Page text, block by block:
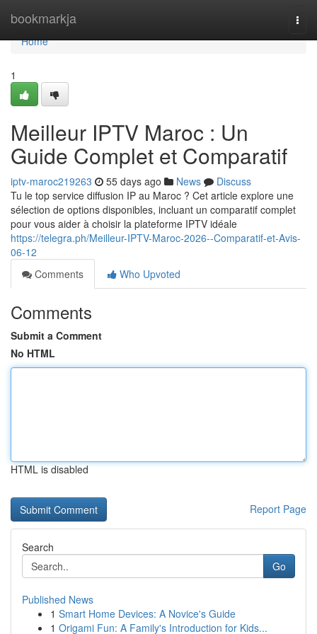
bookmarkja
Home
Home
1
Meilleur IPTV Maroc : Un
Guide Complet et Comparatif
iptv-maroc219263 55 days ago News
Discuss
Tu le top service diffusion IP au Maroc ? Cet article explore une
sélection de options disponibles, incluant un comparatif complet
pour vous aider à choisir la plateforme IPTV idéale
https://telegra.ph/Meilleur-IPTV-Maroc-2026--Comparatif-et-Avis-
06-12
Comments
Who Upvoted
Comments
Submit a Comment
No HTML
HTML is disabled
Report Page
Search
Go
Published News
1 Smart Home Devices: A Novice's Guide
1 Origami Fun: A Family's Introduction for Kids...